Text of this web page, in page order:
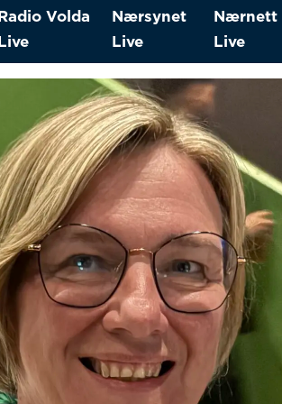
Radio Volda
Live
Nærsynet
Live
Nærnett
Live